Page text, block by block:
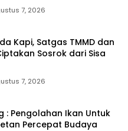
7, 2026
Kapi, Satgas TMMD dan
Sosrok dari Sisa
7, 2026
: Pengolahan Ikan Untuk
Percepat Budaya